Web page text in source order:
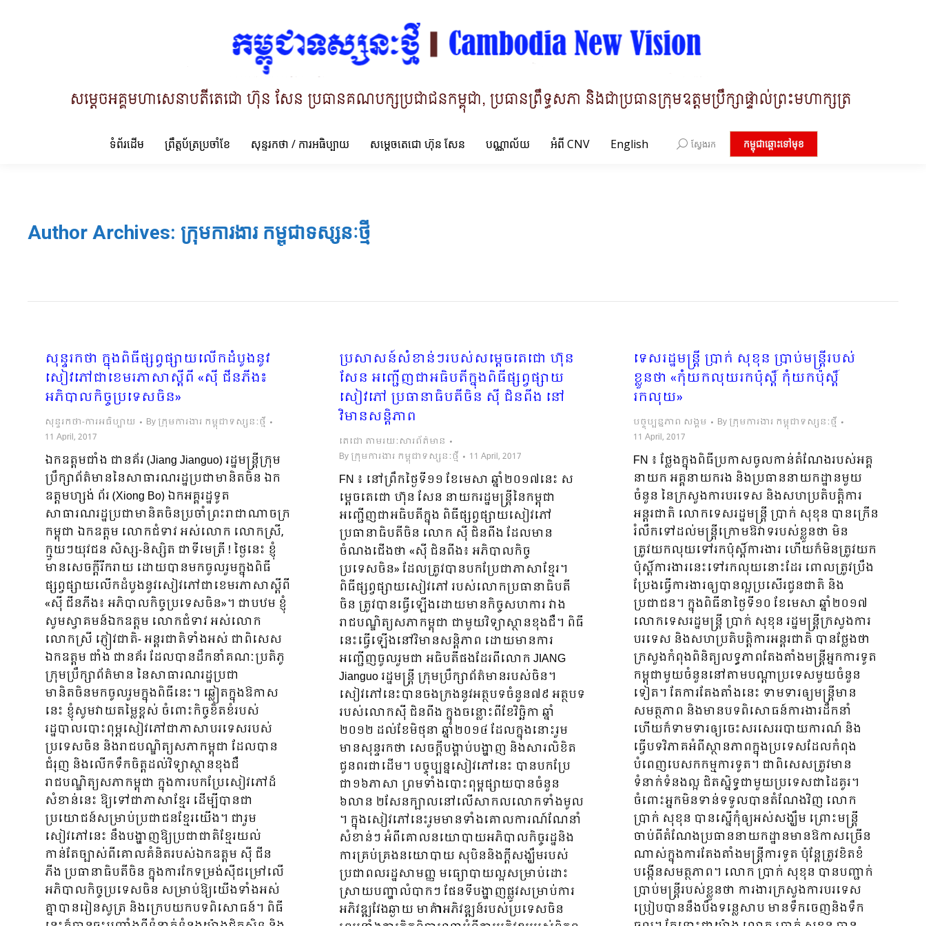
ទំព័រដើម ព្រឹត្តប័ត្រប្រចាំខែ សុន្ទរកថា / ការអធិប្បាយ សម្តេចតេជោ ហ៊ុន សែន បណ្ណាល័យ អំពី CNV English Search:
ស្វែងរក កម្ពុជាឆ្ពោះទៅមុខ
Author Archives: ក្រុមការងារ កម្ពុជាទស្សនៈថ្មី
សុន្ទរកថា ក្នុងពិធីផ្សព្វផ្សាយលើកដំបូងនូវ
សៀវភៅជាខេមរភាសាស្តីពី «ស៊ី ជីនភីង៖
អភិបាលកិច្ចប្រទេសចិន»
សុន្ទរកថា-ការអធិប្បាយ By ក្រុមការងារ កម្ពុជាទស្សនៈថ្មី
11 April, 2017
ឯកឧត្តមជាំង ជានគ័រ (Jiang Jianguo) រដ្ឋមន្ត្រីក្រុម
ប្រឹក្សាព័ត៌មាននៃសាធារណរដ្ឋប្រជាមានិតចិន ឯក
ឧត្តមហ្សង់ ព័រ (Xiong Bo) ឯកអគ្គរដ្ឋទូត
សាធារណរដ្ឋប្រជាមានិតចិនប្រចាំព្រះរាជាណាចក្រ
កម្ពុជា ឯកឧត្តម លោកជំទាវ អស់លោក លោកស្រី,
ក្មួយៗយុវជន សិស្ស-និស្សិត ជាទីមេត្រី ! ថ្ងៃនេះ ខ្ញុំ
មានសេចក្តីរីករាយ ដោយបានមកចូលរួមក្នុងពិធី
ផ្សព្វផ្សាយលើកដំបូងនូវសៀវភៅជាខេមរភាសាស្តីពី
«ស៊ី ជីនភីង៖ អភិបាលកិច្ចប្រទេសចិន»។ ជាបឋម ខ្ញុំ
សូមស្វាគមន៍ឯកឧត្តម លោកជំទាវ អស់លោក
លោកស្រី ភ្ញៀវជាតិ- អន្តរជាតិទាំងអស់ ជាពិសេស
ឯកឧត្តម ជាំង ជានគ័រ ដែលបានដឹកនាំគណៈប្រតិភូ
ក្រុមប្រឹក្សាព័ត៌មាន នៃសាធារណរដ្ឋប្រជា
មានិតចិនមកចូលរួមក្នុងពិធីនេះ។ ឆ្លៀតក្នុងឱកាស
នេះ ខ្ញុំសូមវាយតម្លៃខ្ពស់ ចំពោះកិច្ចខិតខំរបស់
រដ្ឋបាលបោះពុម្ភសៀវភៅជាភាសាបរទេសរបស់
ប្រទេសចិន និងរាជបណ្ឌិត្យសភាកម្ពុជា ដែលបាន
ជំរុញ និងលើកទឹកចិត្តដល់វិទ្យាស្ថានខុងជឺ
រាជបណ្ឌិត្យសភាកម្ពុជា ក្នុងការបកប្រែសៀវភៅដ៏
សំខាន់នេះ ឱ្យទៅជាភាសាខ្មែរ ដើម្បីបានជា
ប្រយោជន៍សម្រាប់ប្រជាជនខ្មែរយើង។ ជារួម
សៀវភៅនេះ នឹងបង្ហាញឱ្យប្រជាជាតិខ្មែរយល់
កាន់តែច្បាស់ពីគោលគំនិតរបស់ឯកឧត្តម ស៊ី ជីន​
ភីង ប្រធានាធិបតីចិន ក្នុងការកែទម្រង់ស៊ីជម្រៅលើ
អភិបាលកិច្ចប្រទេសចិន សម្រាប់ឱ្យយើងទាំងអស់
គ្នាបានរៀនសូត្រ និងក្រេបយកបទពិសោធន៍។ ពិធី
ប្រសាសន៍សំខាន់ៗរបស់សម្តេចតេជោ ហ៊ុន
សែន អញ្ជើញជាអធិបតីក្នុងពិធីផ្សព្វផ្សាយ
សៀវភៅ ប្រធានាធិបតីចិន ស៊ី ជិនពីង នៅ
វិមានសន្តិភាព
តេជោ តាមរយៈសារព័ត៌មាន
By ក្រុមការងារ កម្ពុជាទស្សនៈថ្មី 11 April, 2017
FN ៖ នៅព្រឹកថ្ងៃទី១១ ខែមេសា ឆ្នាំ២០១៧នេះ ស
ម្តេចតេជោ ហ៊ុន សែន នាយករដ្ឋមន្រ្តីនៃកម្ពុជា
អញ្ជើញជាអធិបតីក្នុង ពិធីផ្សព្វផ្សាយសៀវភៅ
ប្រធានាធិបតីចិន លោក ស៊ី ជិនពីង ដែលមាន
ចំណងជើងថា «ស៊ី ជិនពីង៖ អភិបាលកិច្ច
ប្រទេសចិន» ដែលត្រូវបានបកប្រែជាភាសាខ្មែរ។
ពិធីផ្សព្វផ្សាយសៀវភៅ របស់លោកប្រធានាធិបតី
ចិន ត្រូវបានធ្វើឡើងដោយមានកិច្ចសហការ វាង
រាជបណ្ឌិត្យសភាកម្ពុជា ជាមួយវិទ្យាស្ថានខុងជឺ។ ពិធី
នេះធ្វើឡើងនៅវិមានសន្តិភាព ដោយមានការ
អញ្ជើញចូលរួមជា អធិបតីផងដែរពីលោក JIANG
Jianguo រដ្ឋមន្រ្តី ក្រុមប្រឹក្សាព័ត៌មានរបស់ចិន។
សៀវភៅ​នេះ​​បាន​ចង​ក្រងនូវ​អត្ថបទចំនួន៧៩ ​អត្ថបទ​
របស់​លោក​ស៊ី ជិនពីង​ ក្នុង​ចន្លោះ​​​ពី​ខែ​វិច្ឆិកា ​ឆ្នាំ​
២០១២ ​ដល់​ខែ​មិថុនា ​ឆ្នាំ​២០១៤ ដែលក្នុងនោះរួម
មាន​សុន្ទរកថា សេចក្តី​បង្គាប់​បង្ហាញ​ និង​សារ​លិខិត​
ជូនពរជាដើម។ បច្ចុប្បន្ន​សៀវភៅនេះ​ បាន​​បកប្រែ​
ជា១៦ភាសា ព្រមទាំងបោះពុម្ព​ផ្សាយបាន​ចំនួន​
៦លាន​ ២សែន​ក្បាលនៅលើ​សាកល​លោក​ទាំងមូល​
។ ក្នុង​សៀវភៅ​នេះរួម​មានទាំង​គោលការណ៍​ណែនាំ​
សំខាន់ៗ អំពី​គោល​នយោបាយ​​​​អភិបាលកិច្ច​រដ្ឋ​និង​​
ការគ្រប់គ្រង​នយោបាយ ​សុបិន​និងក្តី​សង្ឃឹម​របស់​
ប្រជាពល​រដ្ឋ​​​សាមញ្ញ ​មធ្យោបាយល្អ​សម្រាប់​​ដោះ
ស្រាយ​បញ្ហា​លំបាកៗ ផែនទី​បង្ហាញ​ផ្លូវ​​សម្រាប់​ការ​​
អភិវឌ្ឍ​​វែង​ឆ្ងាយ មាគ៌ា​​អភិវឌ្ឍន៍​របស់ប្រទេស​​ចិន
ទេសរដ្ឋមន្រ្តី ប្រាក់ សុខុន ប្រាប់មន្រ្តីរបស់
ខ្លួនថា «កុំយកលុយរកប៉ុស្តិ៍ កុំយកប៉ុស្តិ៍
រកលុយ»
បច្ចុប្បន្នភាព សង្គម By ក្រុមការងារ កម្ពុជាទស្សនៈថ្មី
11 April, 2017
FN ៖ ថ្លែងក្នុងពិធីប្រកាសចូលកាន់តំណែងរបស់អគ្គ
នាយក អគ្គនាយករង និងប្រធាននាយកដ្ឋានមួយ
ចំនួន នៃក្រសួងការបរទេស និងសហប្រតិបត្តិការ
អន្តរជាតិ លោកទេសរដ្ឋមន្រ្តី ប្រាក់ សុខុន បានក្រើន
រំលឹកទៅដល់មន្រ្តី​ក្រោមឱវាទរបស់ខ្លួនថា មិន
ត្រូវយកលុយទៅរកប៉ុស្តិ៍ការងារ ហើយក៏មិនត្រូវយក
ប៉ុស្តិ៍ការងារនេះទៅរកលុយនោះដែរ ពោលត្រូវប្រឹង
ប្រែងធ្វើការងារឲ្យបានល្អប្រសើរជូនជាតិ និង
ប្រជាជន។ ក្នុងពិធីនាថ្ងៃទី១០ ខែមេសា ឆ្នាំ២០១៧
លោកទេសរដ្ឋមន្រ្តី ប្រាក់ សុខុន រដ្ឋមន្រ្តីក្រសួងការ
បរទេស និងសហប្រតិបត្តិការ​អន្តរជាតិ បានថ្លែងថា
ក្រសួងកំពុងពិនិត្យលទ្ធភាពតែងតាំង​មន្ត្រីអ្នកការទូត
កម្ពុជាមួយចំនួន​នៅតាមបណ្តាប្រទេស​មួយចំនួន
ទៀត។ តែការតែងតាំងនេះ ទាមទារឲ្យមន្ត្រីមាន
សមត្ថភាព និងមានបទពិសោធន៍ការងារដឹកនាំ
ហើយក៏ទាមទារឲ្យ​ចេះសរសេររបាយការណ៍ និង
ធ្វើបទវិភាគអំពីស្ថានភាពក្នុងប្រទេសដែលកំពុង
បំពេញបេសកកម្មការទូត។ ជាពិសេសត្រូវមាន​
ទំនាក់ទំនងល្អ ជិតស្និទ្ធជាមួយប្រទេសជាដៃគូរ។
ចំពោះអ្នកមិនទាន់ទទួលបានតំណែងវិញ លោក
ប្រាក់ សុខុន បានស្នើកុំឲ្យអស់សង្ឃឹម ព្រោះមន្ត្រី
ចាប់ពីតំណែងប្រធាន​នាយកដ្ឋានមានឱកាសច្រើន
ណាស់ក្នុងការតែងតាំងមន្ត្រីការទូត ប៉ុន្តែត្រូវខិតខំ
បង្កើនសមត្ថភាព។ លោក ប្រាក់ សុខុន បានបញ្ជាក់
ប្រាប់មន្រ្តីរបស់ខ្លួនថា ការងារក្រសួងការបរទេស
ប្រៀបបាននឹងបឹងទន្លេសាប មានទឹកចេញនិងទឹក